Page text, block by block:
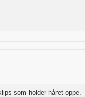
som holder håret oppe.